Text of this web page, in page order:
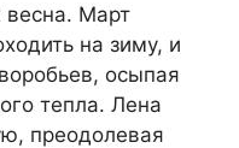
весна. Март
на зиму, и
осыпая
тепла. Лена
преодолевая